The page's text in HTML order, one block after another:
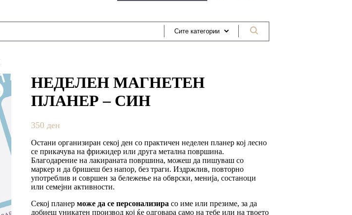
НЕДЕЛЕН МАГНЕТЕН
ПЛАНЕР – СИН
350ден
Остани организиран секој ден со практичен неделен планер кој лесно
се прикачува на фрижидер или друга метална површина.
Благодарение на лакираната површина, можеш да пишуваш со
маркер и да бришеш без напор, без траги. Издржлив, повторно
употреблив и совршен за бележење на обврски, менија, состаноци
или семејни активности.
Секој планерможе да се персонализирасо име или презиме, за да
добиеш уникатен производ кој ќе одговара само на тебе или на твоето